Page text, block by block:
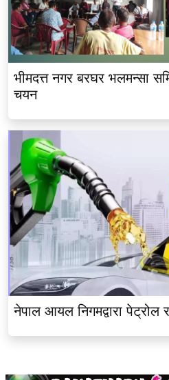
भीमदत्त नगर बरघर भलमन्सा
चयन
नेपाल आयल निगमद्वारा पेट्रोल